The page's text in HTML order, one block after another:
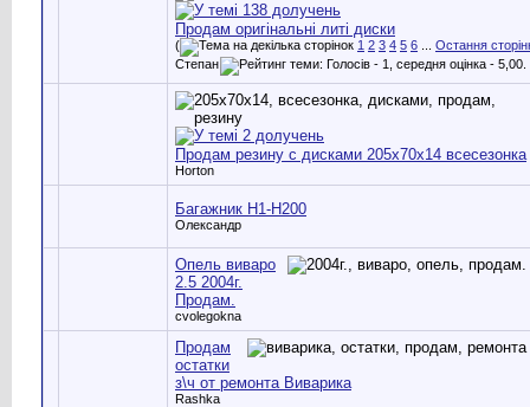
Продам оригінальні литі диски
( 1 2 3 4 5 6
Остання
Степан
Продам резину с дисками 205х70х14 всесезонка
Horton
Багажник Н1-Н200
Олександр
Опель виваро
2.5 2004г.
Продам.
cvolegokna
Продам
остатки
з\ч от ремонта Виварика
Rashka